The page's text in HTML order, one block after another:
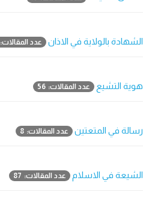
الشهادة بالولاية في الاذان عدد المقالات: 11
هوية التشيع عدد المقالات: 56
رسالة في المتعتين عدد المقالات: 8
الشيعة في الاسلام عدد المقالات: 87